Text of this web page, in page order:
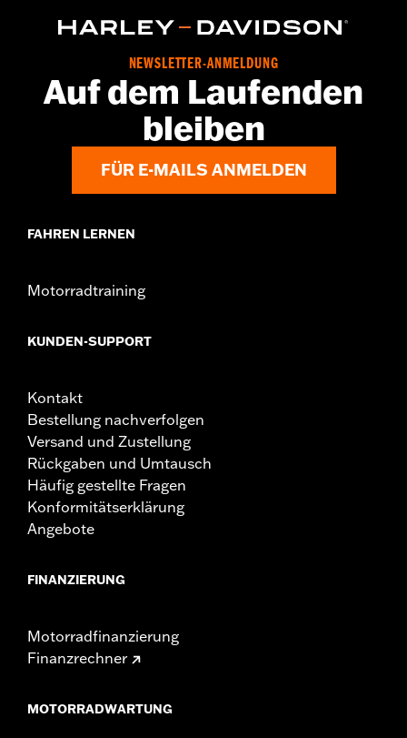
NEWSLETTER-ANMELDUNG
Auf dem Laufenden
bleiben
FÜR E-MAILS ANMELDEN
FAHREN LERNEN
Motorradtraining
KUNDEN-SUPPORT
Kontakt
Bestellung nachverfolgen
Versand und Zustellung
Rückgaben und Umtausch
Häufig gestellte Fragen
Konformitätserklärung
Angebote
FINANZIERUNG
Motorradfinanzierung
Finanzrechner
MOTORRADWARTUNG